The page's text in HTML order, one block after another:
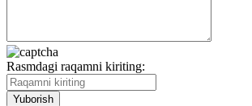
Rasmdagi raqamni kiriting: